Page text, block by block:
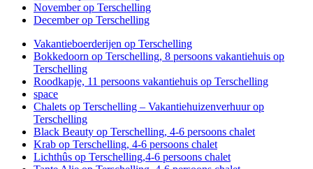
November op Terschelling
December op Terschelling
Vakantieboerderijen op Terschelling
Bokkedoorn op Terschelling, 8 persoons vakantiehuis op
Terschelling
Roodkapje, 11 persoons vakantiehuis op Terschelling
space
Chalets op Terschelling – Vakantiehuizenverhuur op
Terschelling
Black Beauty op Terschelling, 4-6 persoons chalet
Krab op Terschelling, 4-6 persoons chalet
Lichthûs op Terschelling,4-6 persoons chalet